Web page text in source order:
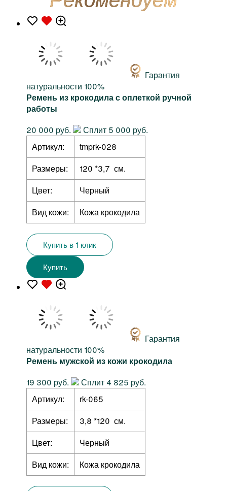
Гарантия
натуральности 100%
Ремень из крокодила с оплеткой ручной
работы
20 000 руб.
Сплит 5 000 руб.
Артикул:
tmprk-028
Размеры:
120 *3,7 см.
Цвет:
Черный
Вид кожи:
Кожа крокодила
Купить в 1 клик
Купить
Гарантия
натуральности 100%
Ремень мужской из кожи крокодила
19 300 руб.
Сплит 4 825 руб.
Артикул:
rk-065
Размеры:
3,8 *120 см.
Цвет:
Черный
Вид кожи:
Кожа крокодила